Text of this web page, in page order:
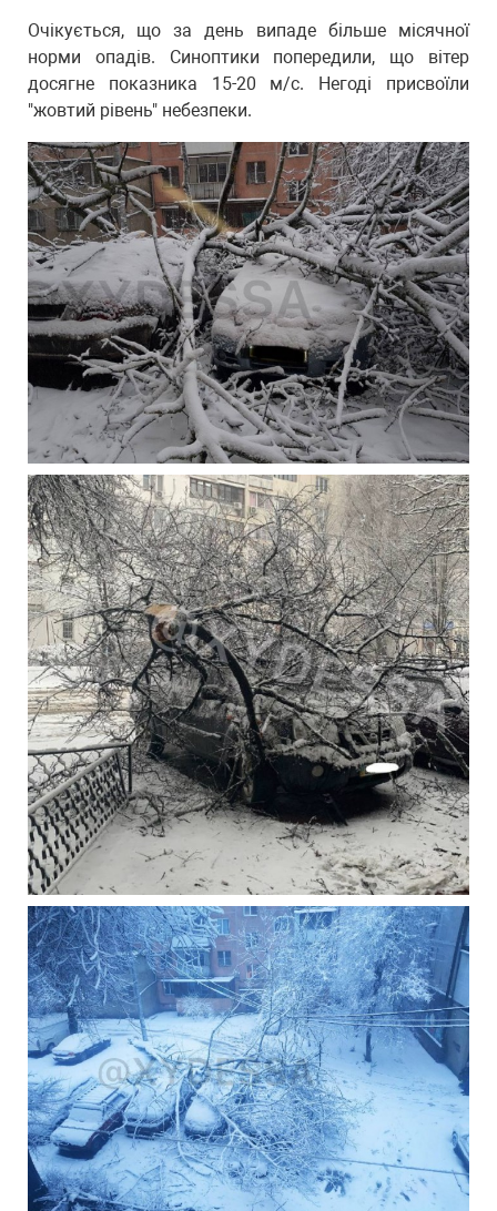
Очікується, що за день випаде більше місячної
норми опадів. Синоптики попередили, що вітер
досягне показника 15-20 м/с. Негоді присвоїли
"жовтий рівень" небезпеки.